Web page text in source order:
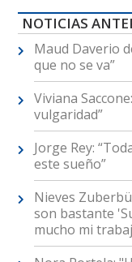
NOTICIAS
Maud Daverio
que no se va”
Viviana
vulgaridad”
Jorge Rey:
este sueño”
Nieves
son bastante
mucho mi